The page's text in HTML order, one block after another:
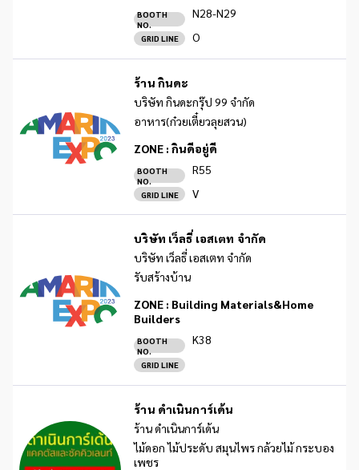
BOOTH
NO.
N28-N29
GRID LINE O
ร้าน กินดะ
บริษัท กินดะกรุ๊ป 99 จำกัด
อาหาร(ก๋วยเตี๋ยวลุยสวน)
ZONE :กินดีอยู่ดี
BOOTH
NO.
R55
GRID LINE V
บริษัท เว็ลธี่ เอสเตท จำกัด
บริษัท เว็ลธี่ เอสเตท จำกัด
รับสร้างบ้าน
ZONE : Building Materials&Home
Builders
BOOTH
NO.
K38
GRID LINE
ร้าน ดำเนินการ์เด้น
ร้าน ดำเนินการ์เด้น
ไม้ดอก ไม้ประดับ สมุนไพร กล้วยไม้ กระบอง
เพชร